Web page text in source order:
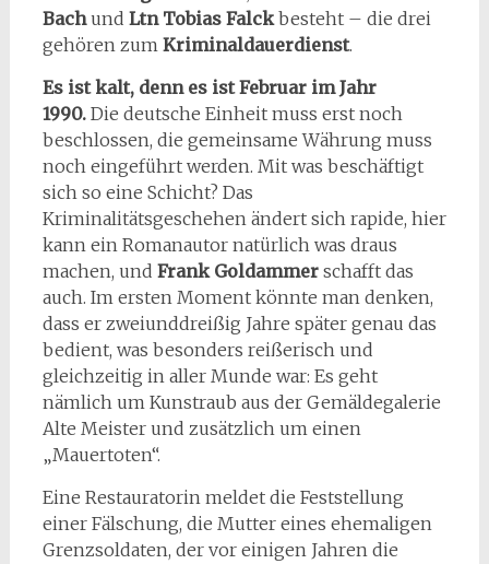
Bachund Ltn Tobias Falckbesteht – die drei
gehören zum Kriminaldauerdienst.
Es ist kalt, denn es ist Februar im Jahr
1990. Die deutsche Einheit muss erst noch
beschlossen, die gemeinsame Währung muss
noch eingeführt werden. Mit was beschäftigt
sich so eine Schicht? Das
Kriminalitätsgeschehen ändert sich rapide, hier
kann ein Romanautor natürlich was draus
machen, und Frank Goldammerschafft das
auch. Im ersten Moment könnte man denken,
dass er zweiunddreißig Jahre später genau das
bedient, was besonders reißerisch und
gleichzeitig in aller Munde war: Es geht
nämlich um Kunstraub aus der Gemäldegalerie
Alte Meister und zusätzlich um einen
„Mauertoten“.
Eine Restauratorin meldet die Feststellung
einer Fälschung, die Mutter eines ehemaligen
Grenzsoldaten, der vor einigen Jahren die